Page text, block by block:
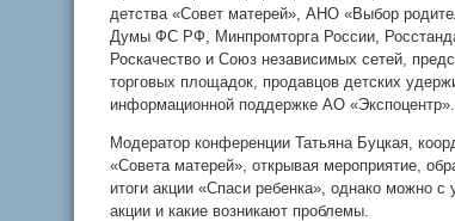
детства «Совет матерей», АНО «Выбор
Думы ФС РФ, Минпромторга России,
Роскачество и Союз независимых сетей,
торговых площадок, продавцов детских
информационной поддержке АО «Экспоцентр».
Модератор конференции Татьяна Буцкая,
«Совета матерей», открывая мероприятие,
итоги акции «Спаси ребенка», однако можно
акции и какие возникают проблемы.